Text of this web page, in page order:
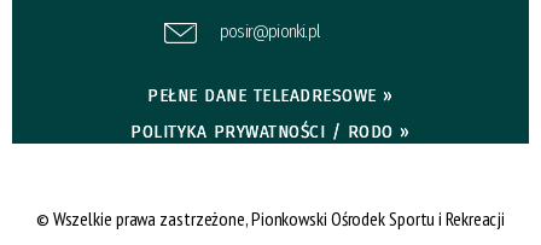
posir@pionki.pl
PEŁNE DANE TELEADRESOWE »
POLITYKA PRYWATNOŚCI / RODO »
© Wszelkie prawa zastrzeżone, Pionkowski Ośrodek Sportu i Rekreacji